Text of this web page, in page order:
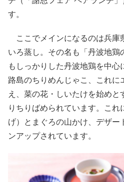
す。
ここでメインになるのは兵庫
いろ蒸し。その名も「丹波地鶏
もしっかりした丹波地鶏を中心
路島のちりめんじゃこ、これに
え、菜の花・しいたけを始め
りちりばめられています。こ
げ）とまぐろの山かけ、デザー
ンアップされています。